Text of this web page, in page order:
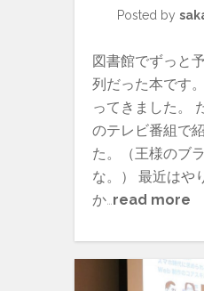
Posted by
図書館でずっと
列だった本です
ってきました。
のテレビ番組で
た。（王様のブ
な。） 最近はや
か…read more